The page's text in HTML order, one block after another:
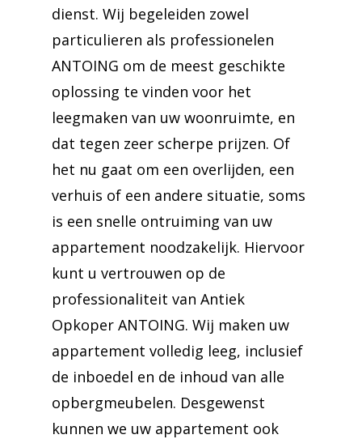
dienst. Wij begeleiden zowel
particulieren als professionelen
ANTOING om de meest geschikte
oplossing te vinden voor het
leegmaken van uw woonruimte, en
dat tegen zeer scherpe prijzen. Of
het nu gaat om een overlijden, een
verhuis of een andere situatie, soms
is een snelle ontruiming van uw
appartement noodzakelijk. Hiervoor
kunt u vertrouwen op de
professionaliteit van Antiek
Opkoper ANTOING. Wij maken uw
appartement volledig leeg, inclusief
de inboedel en de inhoud van alle
opbergmeubelen. Desgewenst
kunnen we uw appartement ook